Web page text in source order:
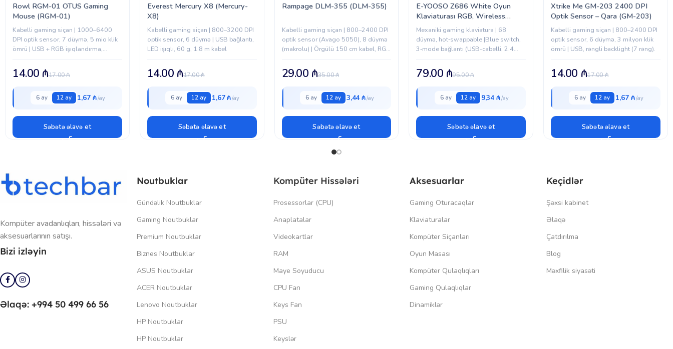
Rowl RGM-01 OTUS Gaming
Mouse (RGM-01)
Kabelli gaming siçan | 1000–6400
DPI optik sensor, 7 düymə, 5 mio klik
ömrü | USB + RGB işıqlandırma,
17.00₼
14.00 ₼
6 ay 12 ay 1,67 ₼
Səbətə əlavə et
Everest Mercury X8 (Mercury-
X8)
Kabelli gaming siçan | 800–3200 DPI
optik sensor, 6 düymə | USB bağlantı,
LED işıqlı, 60 g, 1.8 m kabel
17.00₼
14.00 ₼
6 ay 12 ay 1,67 ₼
Səbətə əlavə et
Rampage DLM-355 (DLM-355)
Kabelli gaming siçan | 800–2400 DPI
optik sensor (Avago 5050), 8 düymə
(makrolu) | Örgülü 150 cm kabel, RGB
35.00₼
29.00 ₼
6 ay 12 ay 3,44 ₼
Səbətə əlavə et
E-YOOSO Z686 White Oyun
Klaviaturası RGB, Wireless
(KB000065)
Mexaniki gaming klaviatura | 68
düymə, hot‑swappable |Blue switch,
3‑mode bağlantı (USB-cabelli, 2.4
mAh batareya (≈20 saata qədər LED
ilə əməliyyat) | Tam RGB...
95.00₼
79.00 ₼
6 ay 12 ay 9,34 ₼
Səbətə əlavə et
Xtrike Me GM-203 2400 DPI
Optik Sensor – Qara (GM-203)
Kabelli gaming siçan | 800–2400 DPI
optik sensor, 6 düymə, 3 milyon klik
ömrü | USB, rəngli backlight (7 rəng).
17.00₼
14.00 ₼
6 ay 12 ay 1,67 ₼
Səbətə əlavə et
Kompüter avadanlıqları, hissələri və
aksesuarlarının satışı.
Bizi izləyin
Əlaqə: +994 50 499 66 56
Noutbuklar
Gündəlik Noutbuklar
Gaming Noutbuklar
Premium Noutbuklar
Biznes Noutbuklar
ASUS Noutbuklar
ACER Noutbuklar
Lenovo Noutbuklar
HP Noutbuklar
HP Noutbuklar
Kompüter Hissələri
Prosessorlar (CPU)
Anaplatalar
Videokartlar
RAM
Maye Soyuducu
CPU Fan
Keys Fan
PSU
Keyslər
Aksesuarlar
Gaming Oturacaqlar
Klaviaturalar
Kompüter Siçanları
Oyun Masası
Kompüter Qulaqlıqları
Gaming Qulaqlıqlar
Dinamiklər
Keçidlər
Şəxsi kabinet
Əlaqə
Çatdırılma
Blog
Məxfilik siyasəti